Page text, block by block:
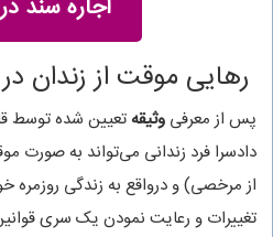
اجاره سند
رهایی موقت از زندان
پس از معرفی وثیقه تعیین شده توسط
دادسرا فرد زندانی می‌تواند به صورت
از مرخصی) و درواقع به زندگی روزمره
تغییرات و رعایت نمودن یک سری